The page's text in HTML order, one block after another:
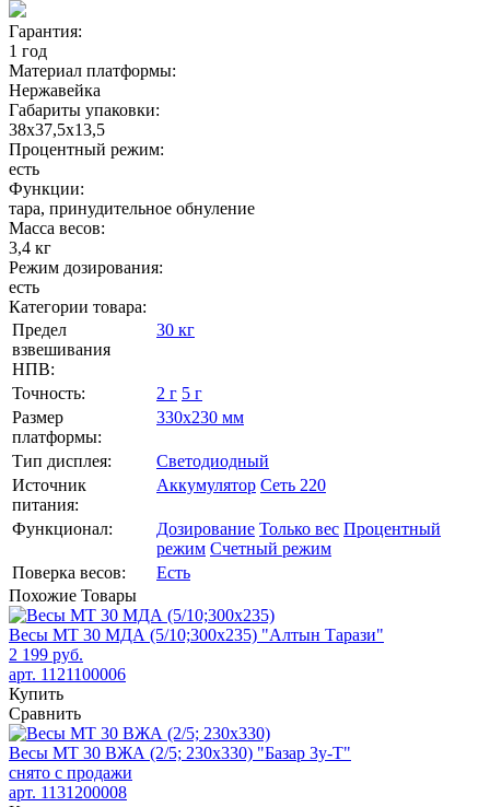
Гарантия:
1 год
Материал платформы:
Нержавейка
Габариты упаковки:
38х37,5х13,5
Процентный режим:
есть
Функции:
тара, принудительное обнуление
Масса весов:
3,4 кг
Режим дозирования:
есть
Категории товара:
Предел
взвешивания
НПВ:
30 кг
Точность: 2 г 5 г
Размер
платформы:
330х230 мм
Тип дисплея:
Светодиодный
Источник
питания:
Аккумулятор Сеть 220
Функционал: Дозирование Только вес Процентный
режим Счетный режим
Поверка весов:
Есть
Похожие Товары
Весы МТ 30 МДА (5/10;300x235) "Алтын Тарази"
2 199 руб.
арт. 1121100006
Купить
Сравнить
Весы МТ 30 ВЖА (2/5; 230х330) "Базар 3у-Т"
снято с продажи
арт. 1131200008